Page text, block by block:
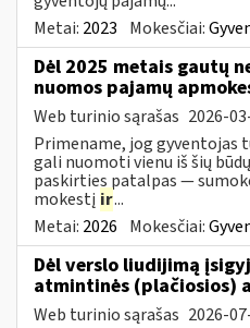
Metai: 2023 Mokesčiai:
Dėl 2025 metais gautų
nuomos pajamų
Web turinio sąrašas 2026-
Primename, jog
gali nuomoti vienu iš šių
paskirties patalpas —
mokestį ir...
Metai: 2026 Mokesčiai:
Dėl verslo liudijimą
atmintinės (plačiosios)
Web turinio sąrašas 2026-